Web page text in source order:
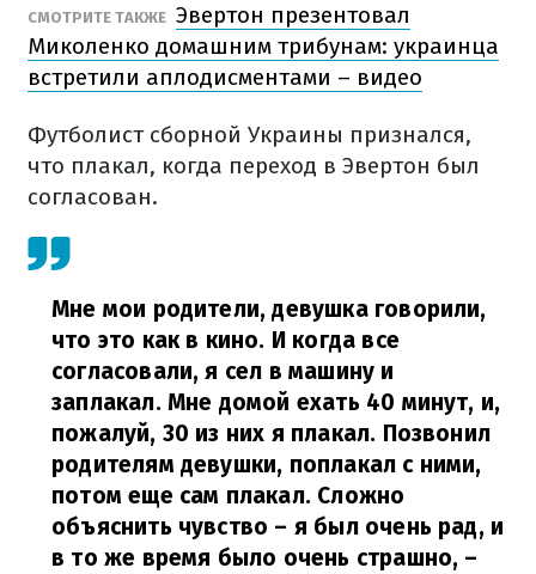
СМОТРИТЕ ТАКЖЕ Эвертон презентовал
Миколенко домашним трибунам: украинца
встретили аплодисментами – видео
Футболист сборной Украины признался,
что плакал, когда переход в Эвертон был
согласован.
Мне мои родители, девушка говорили,
что это как в кино. И когда все
согласовали, я сел в машину и
заплакал. Мне домой ехать 40 минут, и,
пожалуй, 30 из них я плакал. Позвонил
родителям девушки, поплакал с ними,
потом еще сам плакал. Сложно
объяснить чувство – я был очень рад, и
в то же время было очень страшно, –